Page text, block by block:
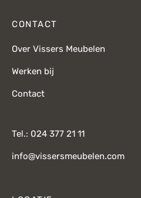
CONTACT
Over Vissers Meubelen
Werken bij
Contact
Tel.: 024 377 21 11
info@vissersmeubelen.com